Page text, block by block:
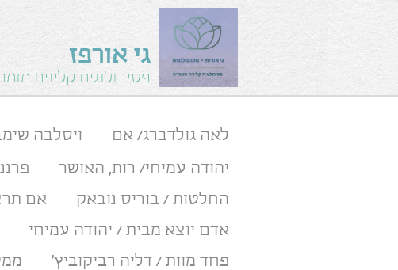
גי אורפז
פסיכולוגית קלינית
לאה גולדברג/ אם ויסלבה
יהודה עמיחי/ רות, האושר
החלטות / בוריס נובאק
אם
אדם יוצא מבית / יהודה עמיחי
פחד מוות / דליה רביקוביץ'